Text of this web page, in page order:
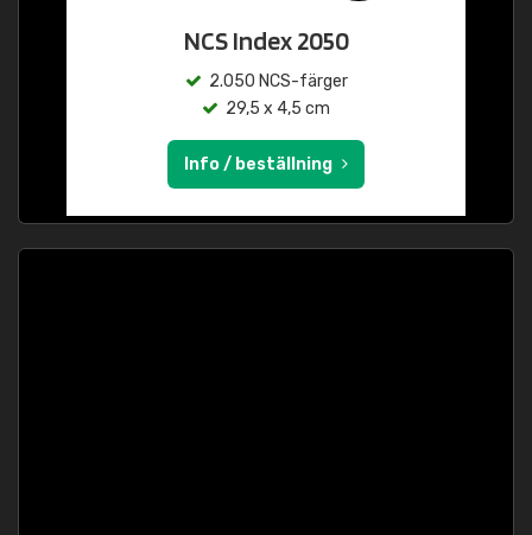
NCS Index 2050
2.050 NCS-färger
29,5 x 4,5 cm
Info / beställning